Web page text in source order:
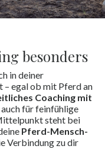
besonders
in deiner
egal ob mit Pferd an
Coaching mit
auch für feinfühlige
steht bei
Pferd-Mensch-
Verbindung zu dir